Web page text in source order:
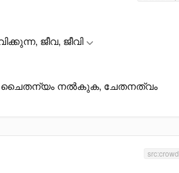
ജീവ, ജീവി
ചെെതന്യം നൽകുക, ചേതനത്വം
src:crowd